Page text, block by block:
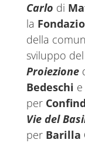
Carlo di
la
della
sviluppo
Proiezione
Bedeschi e
per
Vie del
per Barilla